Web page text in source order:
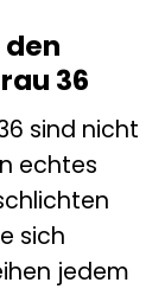
36
sind nicht
echtes
sich
jedem